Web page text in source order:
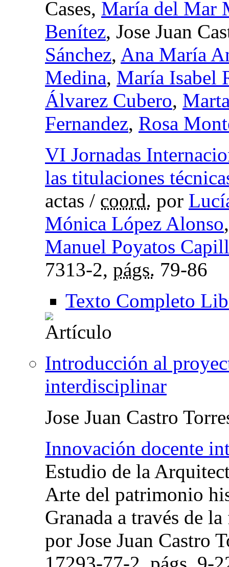
Cases, María del Mar
Benítez, Jose Juan
Sánchez, Ana María
Medina, María Isabel
Álvarez Cubero,
Fernandez, Rosa
VI Jornadas
las titulaciones
actas / coord. por
Mónica López Alonso
Manuel Poyatos
7313-2, págs. 79-86
Texto Completo
Introducción al
interdisciplinar
Jose Juan Castro
Innovación docente
Estudio de la
Arte del patrimonio
Granada a través de
por Jose Juan Castro